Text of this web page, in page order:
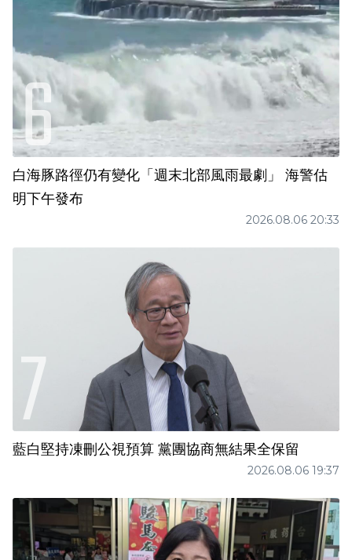
白海豚路徑仍有變化「週末北部風雨最劇」 海警估
明下午發布
2026.08.06 20:33
藍白堅持凍刪公視預算 黨團協商無結果全保留
2026.08.06 19:37